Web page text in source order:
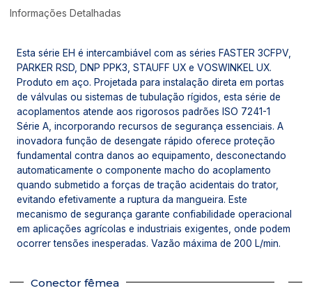
Informações Detalhadas
Esta série EH é intercambiável com as séries FASTER 3CFPV,
PARKER RSD, DNP PPK3, STAUFF UX e VOSWINKEL UX.
Produto em aço. Projetada para instalação direta em portas
de válvulas ou sistemas de tubulação rígidos, esta série de
acoplamentos atende aos rigorosos padrões ISO 7241-1
Série A, incorporando recursos de segurança essenciais. A
inovadora função de desengate rápido oferece proteção
fundamental contra danos ao equipamento, desconectando
automaticamente o componente macho do acoplamento
quando submetido a forças de tração acidentais do trator,
evitando efetivamente a ruptura da mangueira. Este
mecanismo de segurança garante confiabilidade operacional
em aplicações agrícolas e industriais exigentes, onde podem
ocorrer tensões inesperadas. Vazão máxima de 200 L/min.
Conector fêmea